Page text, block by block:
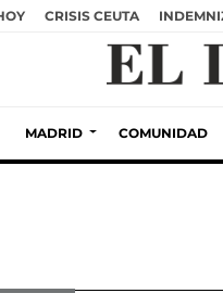
CRISIS CEUTA
MADRID COMUNIDAD